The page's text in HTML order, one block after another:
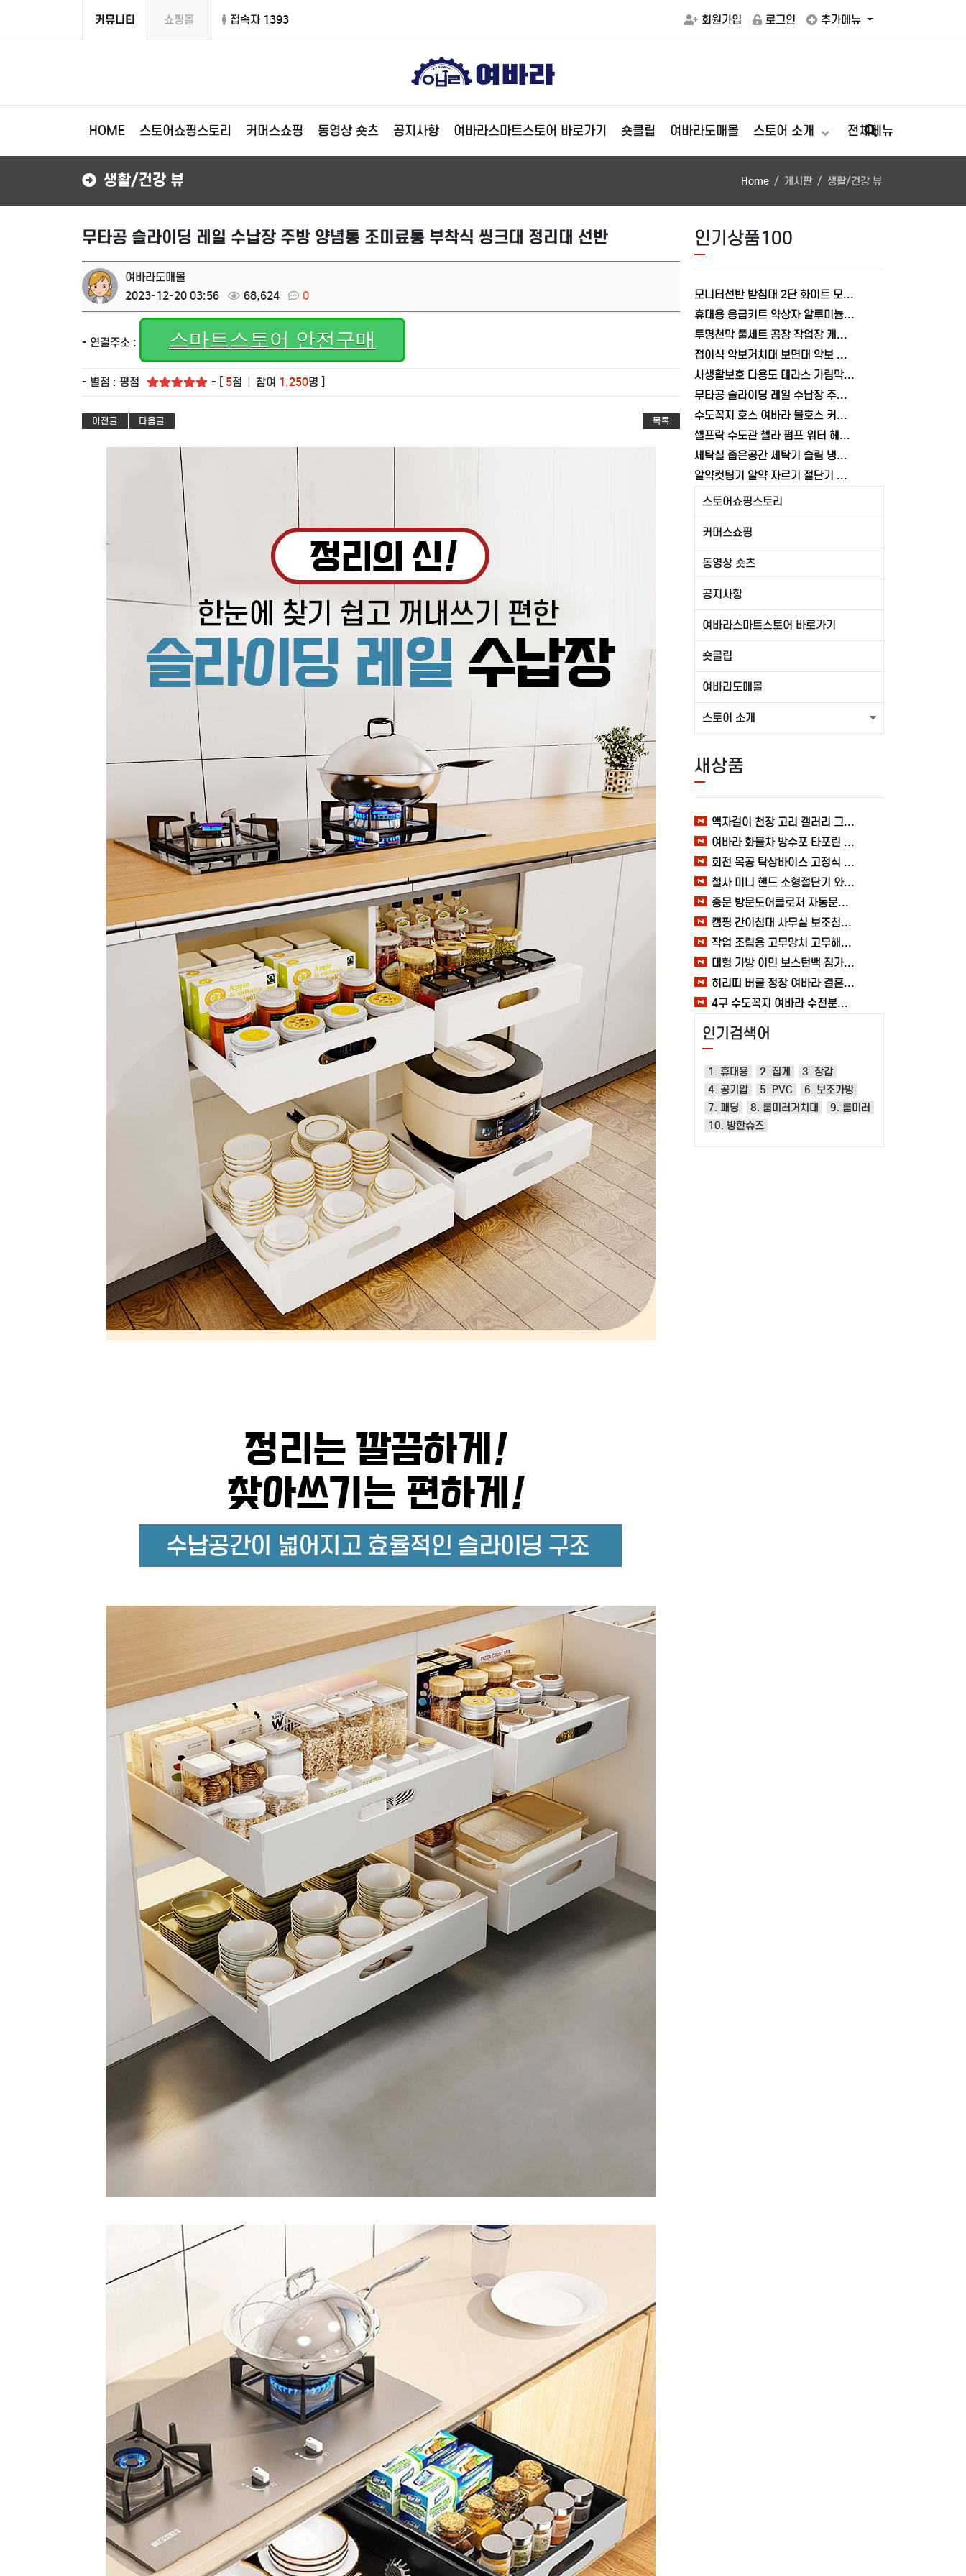
커뮤니티 쇼핑몰 접속자 1393 회원가입 로그인 추가메뉴
HOME 스토어쇼핑스토리 커머스쇼핑 동영상 숏츠 공지사항 여바라스마트스토어 바로가기 숏클립 여바라도매몰 스토어 소개 전체메뉴
생활/건강 뷰 Home 게시판 생활/건강 뷰
무타공 슬라이딩 레일 수납장 주방 양념통 조미료통 부착식 씽크대 정리대 선반
여바라도매몰
2023-12-20 03:56
68,624 0
- 연결주소 : 스마트스토어 안전구매
- 별점 : 평점 - [ 5점 참여 1,250명 ]
이전글 다음글 목록
인기상품100
모니터선반 받침대 2단 화이트 모니터 800mm, L형 여바라
휴대용 응급키트 약상자 알루미늄 상비약 보관함 가정용 구급함 약통 여바라
투명천막 풀세트 공장 작업장 캐노피 접이식 천막 3x4.5m, 올투명
접이식 악보거치대 보면대 악보 전문가용 교회 공연 스탠드 휴대용 여바라
사생활보호 다용도 테라스 가림막 3M 발코니가림막 난간 가리개 베란다 여바라
무타공 슬라이딩 레일 수납장 주방 양념통 조미료통 부착식 씽크대 정리대 선반
수도꼭지 호스 여바라 물호스 커넥터 부품 국산 어댑터 연결탭
셀프락 수도관 첼라 펌프 워터 헤드 플라이어 배관 슬림 여바라
세탁실 좁은공간 세탁기 슬림 냉수 일자 온수 수도꼭지 수도꼭지 밸브 수전 여바라
알약컷팅기 알약 자르기 절단기 가위 분쇄기
스토어쇼핑스토리
커머스쇼핑
동영상 숏츠
공지사항
여바라스마트스토어 바로가기
숏클립
여바라도매몰
스토어 소개
새상품
액자걸이 천장 고리 캘러리 그림걸이 레일 전시회 와이어 미술관 세트 여바라
여바라 화물차 방수포 타포린 시트 바닥 덮개 6X8, 캠핑 텐트 블루 그라운드시트
회전 목공 탁상바이스 고정식 클램프 360도 바이스 여바라 테이블
철사 미니 핸드 소형절단기 와이어 휴대용 철편컷팅기 커터기 절단기 여바라 자물쇠
중문 방문도어클로저 자동문닫힘 와이어 무타공 슬라이딩 미닫이 열림방지 1.2mm 여바라
캠핑 간이침대 사무실 보조침대 접이식 휴대용 여바라 고시원침대 이동식
작업 조립용 고무망치 고무해머 타일 목공 선반설치 캠핑 스틸 여바라
대형 가방 이민 보스턴백 짐가방 옷 빅사이즈 여행 대용량 수납 이사 여바라
허리띠 버클 정장 여바라 결혼식벨트 레일트랙 소가죽벨트 남성
4구 수도꼭지 여바라 수전분배기 베란다 청소 연결구 두갈래 수도분배기 커넥터 세탁기
인기검색어
1. 휴대용 2. 집게
3. 장갑
4. 공기압
5. PVC
6. 보조가방
7. 패딩
8. 룸미러거치대
9. 룸미러
10. 방한슈즈